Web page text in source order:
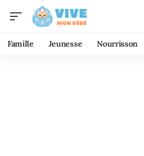
Famille Jeunesse Nourrisson